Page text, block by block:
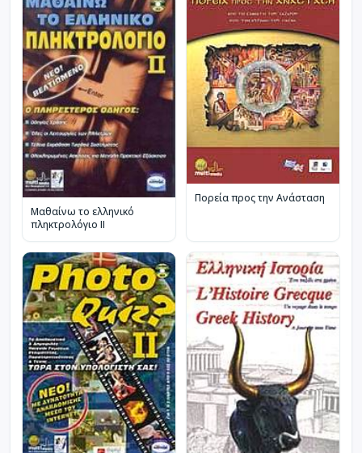
Μαθαίνω το ελληνικό
πληκτρολόγιο ΙΙ
Πορεία προς την Ανάσταση